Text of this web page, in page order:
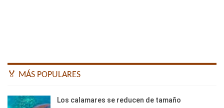
🏅 MÁS POPULARES
Los calamares se reducen de tamaño